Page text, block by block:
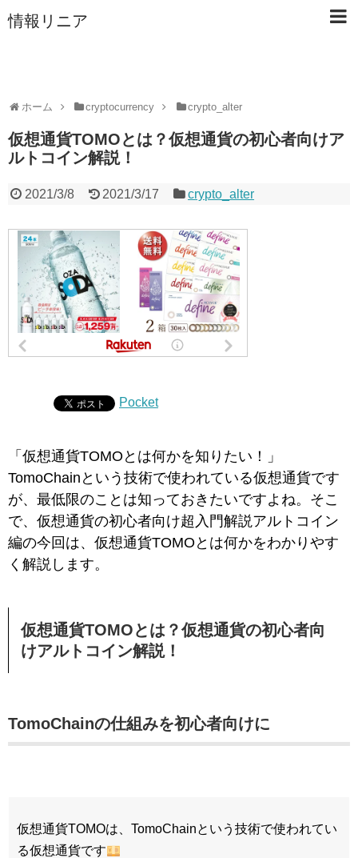
情報リニア
ホーム cryptocurrency crypto_alter
仮想通貨TOMOとは？仮想通貨の初心者向けア
ルトコイン解説！
2021/3/8 2021/3/17 crypto_alter
Pocket
「仮想通貨TOMOとは何かを知りたい！」
TomoChainという技術で使われている仮想通貨です
が、最低限のことは知っておきたいですよね。そこ
で、仮想通貨の初心者向け超入門解説アルトコイン
編の今回は、仮想通貨TOMOとは何かをわかりやす
く解説します。
仮想通貨TOMOとは？仮想通貨の初心者向
けアルトコイン解説！
TomoChainの仕組みを初心者向けに
仮想通貨TOMOは、TomoChainという技術で使われてい
る仮想通貨です